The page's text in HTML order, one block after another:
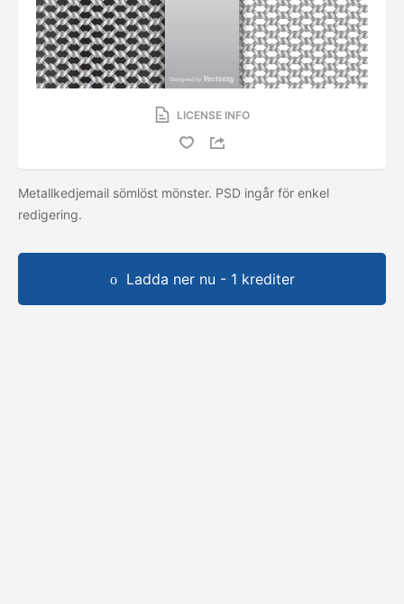
LICENSE INFO
Metallkedjemail sömlöst mönster. PSD ingår för enkel
redigering.
Ladda ner nu - 1 krediter